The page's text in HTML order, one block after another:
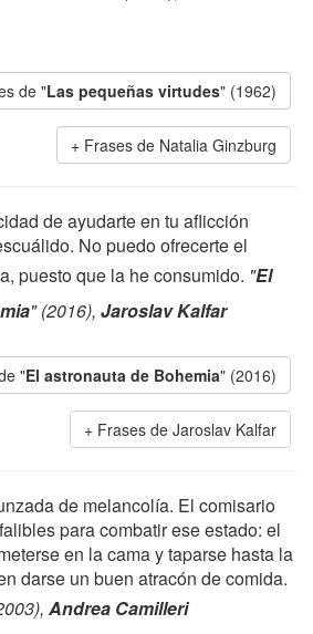
de "Las pequeñas virtudes" (1962)
Frases de Natalia Ginzburg
de ayudarte en tu aflicción
No puedo ofrecerte el
puesto que la he consumido. "El
" (2016), Jaroslav Kalfar
"El astronauta de Bohemia" (2016)
Frases de Jaroslav Kalfar
de melancolía. El comisario
para combatir ese estado: el
en la cama y taparse hasta la
darse un buen atracón de comida.
Andrea Camilleri